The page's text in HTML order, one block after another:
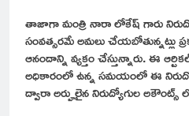
తాజాగా మంత్రి నారా లోకేష్ గారు
సంవత్సరమే అమలు చేయబోతున్నట్లు
ఆనందాన్ని వ్యక్తం చేస్తున్నారు. ఈ
అధికారంలో ఉన్న సమయంలో ఈ
ద్వారా అర్హులైన నిరుద్యోగుల